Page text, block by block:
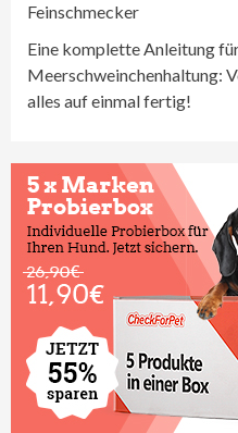
Feinschmecker
Eine komplette Anleitung
Meerschweinchenhaltung:
alles auf einmal fertig!